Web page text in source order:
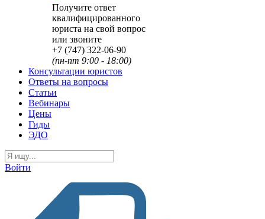
Получите ответ
квалифицированного
юриста на свой вопрос
или звоните
+7 (747) 322-06-90
(пн-пт 9:00 - 18:00)
Консультации юристов
Ответы на вопросы
Статьи
Вебинары
Цены
Гиды
ЭДО
Войти